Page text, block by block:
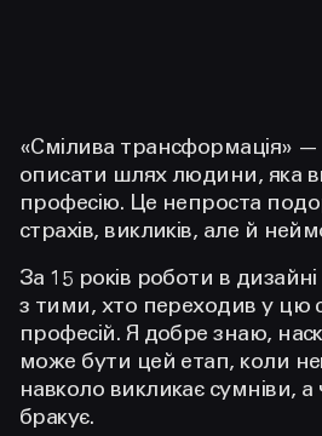
«Смілива трансформація»
описати шлях людини, яка
професію. Це непроста
страхів, викликів, але й
За 15 років роботи в
з тими, хто переходив у цю
професій. Я добре знаю,
може бути цей етап, коли
навколо викликає сумніви, а
бракує.